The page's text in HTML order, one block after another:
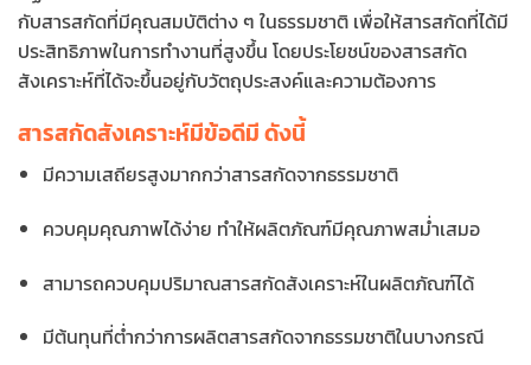
กับสารสกัดที่มีคุณสมบัติต่าง ๆ ในธรรมชาติ เพื่อให้สารสกัดที่ได้มี
ประสิทธิภาพในการทำงานที่สูงขึ้น โดยประโยชน์ของสารสกัด
สังเคราะห์ที่ได้จะขึ้นอยู่กับวัตถุประสงค์และความต้องการ
สารสกัดสังเคราะห์มีข้อดีมี ดังนี้
มีความเสถียรสูงมากกว่าสารสกัดจากธรรมชาติ
ควบคุมคุณภาพได้ง่าย ทำให้ผลิตภัณฑ์มีคุณภาพสม่ำเสมอ
สามารถควบคุมปริมาณสารสกัดสังเคราะห์ในผลิตภัณฑ์ได้
มีต้นทุนที่ต่ำกว่าการผลิตสารสกัดจากธรรมชาติในบางกรณี